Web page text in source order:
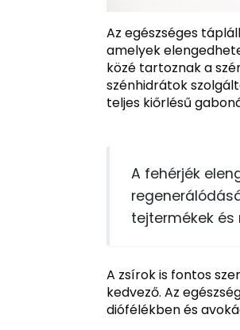
Az egészséges
amelyek
közé tartoznak a
szénhidrátok
teljes kiőrlésű
A fehérjék
tejtermékek és
A zsírok is fontos
kedvező. Az
diófélékben és